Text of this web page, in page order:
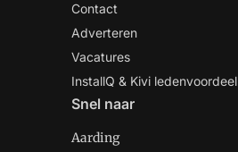
Contact
Adverteren
Vacatures
InstallQ & Kivi ledenvoordeel
Snel naar
Aarding